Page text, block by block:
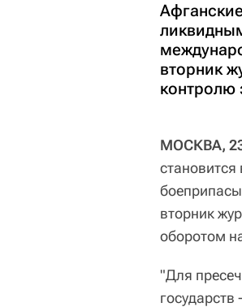
вторник
контролю
МОСКВА,
вторник
оборотом
"Для